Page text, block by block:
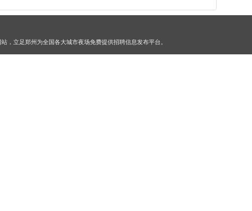
，立足郑州为全国各大城市夜场免费提供招聘信息发布平台。